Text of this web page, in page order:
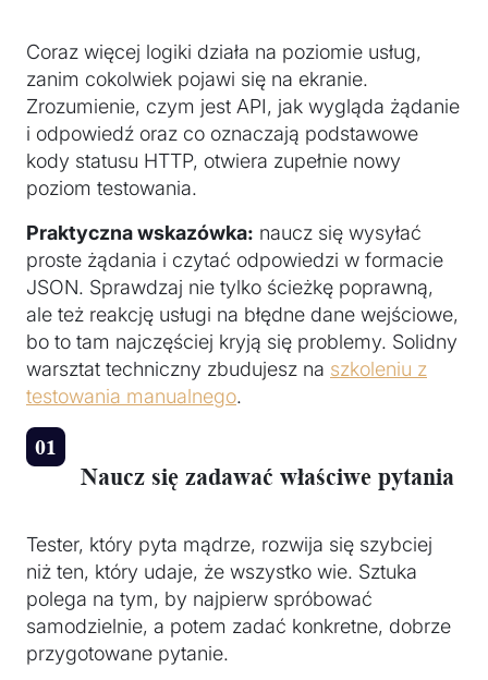
Coraz więcej logiki działa na poziomie usług,
zanim cokolwiek pojawi się na ekranie.
Zrozumienie, czym jest API, jak wygląda żądanie
i odpowiedź oraz co oznaczają podstawowe
kody statusu HTTP, otwiera zupełnie nowy
poziom testowania.
Praktyczna wskazówka: naucz się wysyłać
proste żądania i czytać odpowiedzi w formacie
JSON. Sprawdzaj nie tylko ścieżkę poprawną,
ale też reakcję usługi na błędne dane wejściowe,
bo to tam najczęściej kryją się problemy. Solidny
warsztat techniczny zbudujesz na szkoleniu z
testowania manualnego.
Naucz się zadawać właściwe pytania
Tester, który pyta mądrze, rozwija się szybciej
niż ten, który udaje, że wszystko wie. Sztuka
polega na tym, by najpierw spróbować
samodzielnie, a potem zadać konkretne, dobrze
przygotowane pytanie.